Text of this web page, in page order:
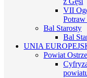
VII
Potraw
Bal Starosty
Bal
UNIA
Powiat